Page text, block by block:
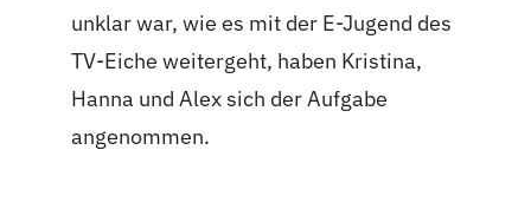
unklar war, wie es mit der E-Jugend des
TV-Eiche weitergeht, haben Kristina,
Hanna und Alex sich der Aufgabe
angenommen.